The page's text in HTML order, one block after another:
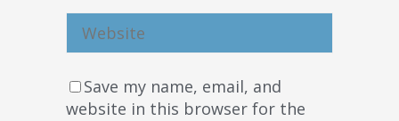
Save my name, email, and
website in this browser for the